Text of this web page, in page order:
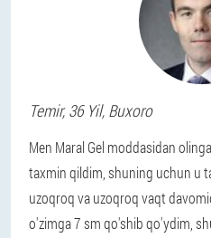
Temir, 36 Yil, Buxoro
Men Maral Gel moddasidan
taxmin qildim, shuning uchun u
uzoqroq va uzoqroq vaqt
o'zimga 7 sm qo'shib qo'ydim,